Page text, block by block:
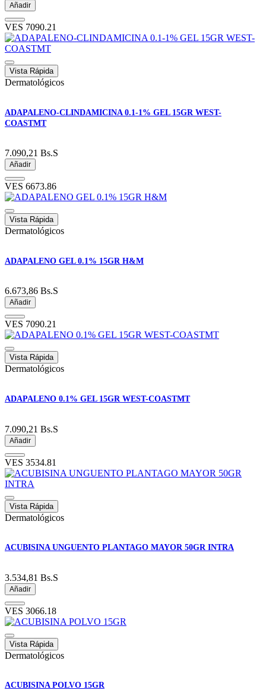
Añadir
VES 7090.21
Vista Rápida
Dermatológicos
ADAPALENO-CLINDAMICINA 0.1-1% GEL 15GR WEST-
COASTMT
7.090,21 Bs.S
Añadir
VES 6673.86
Vista Rápida
Dermatológicos
ADAPALENO GEL 0.1% 15GR H&M
6.673,86 Bs.S
Añadir
VES 7090.21
Vista Rápida
Dermatológicos
ADAPALENO 0.1% GEL 15GR WEST-COASTMT
7.090,21 Bs.S
Añadir
VES 3534.81
Vista Rápida
Dermatológicos
ACUBISINA UNGUENTO PLANTAGO MAYOR 50GR INTRA
3.534,81 Bs.S
Añadir
VES 3066.18
Vista Rápida
Dermatológicos
ACUBISINA POLVO 15GR